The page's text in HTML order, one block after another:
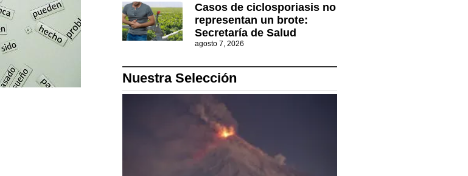
Casos de ciclosporiasis no
representan un brote:
Secretaría de Salud
agosto 7, 2026
Nuestra Selección